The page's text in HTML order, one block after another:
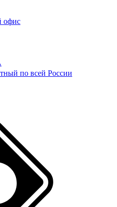
офис
по всей России